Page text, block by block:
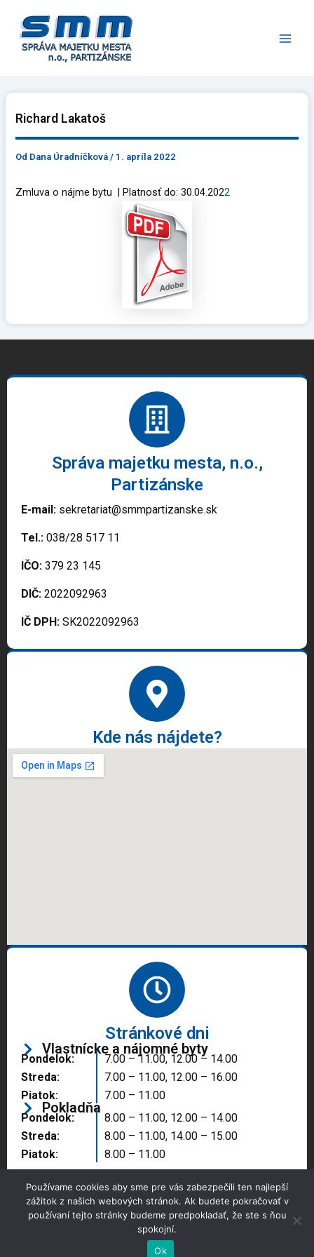
obsah
Richard Lakatoš
Od Dana Úradníčková/ 1. apríla 2022
Zmluva o nájme bytu | Platnosť do: 30.04.2022
Správa majetku mesta, n.o.,
Partizánske
E-mail: sekretariat@smmpartizanske.sk
Tel.: 038/28 517 11
IČO: 379 23 145
DIČ: 2022092963
IČ DPH: SK2022092963
Kde nás nájdete?
Stránkové dni
Vlastnícke a nájomné byty
Pondelok:
Streda:
Piatok:
7.00 – 11.00, 12.00 – 14.00
7.00 – 11.00, 12.00 – 16.00
7.00 – 11.00
Pokladňa
Pondelok:
Streda:
Piatok:
8.00 – 11.00, 12.00 – 14.00
8.00 – 11.00, 14.00 – 15.00
8.00 – 11.00
Copyright © 2025 Správa majetku mesta, n.o.,
Partizánske
Používame cookies aby sme pre vás zabezpečili ten najlepší
zážitok z našich webových stránok. Ak budete pokračovať v
používaní tejto stránky budeme predpokladať, že ste s ňou
spokojní.
Ok